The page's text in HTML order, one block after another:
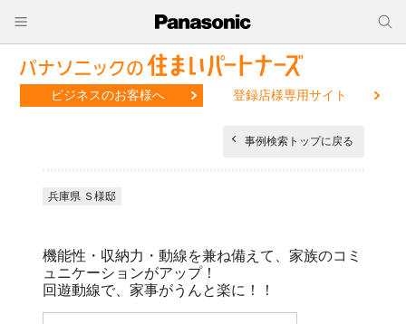
ビジネスのお客様へ 登録店様専用サイト
事例検索トップに戻る
兵庫県 Ｓ様邸
機能性・収納力・動線を兼ね備えて、家族のコミ
ュニケーションがアップ！
回遊動線で、家事がうんと楽に！！